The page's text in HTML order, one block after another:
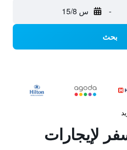
- س 15/8
بحث
لإيجارات